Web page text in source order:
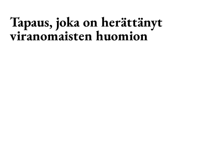
Tapaus, joka on herättänyt
viranomaisten huomion